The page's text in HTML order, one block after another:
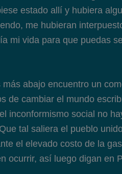
estado allí y hubiera
me hubieran
mi vida para que puedas
abajo encuentro un
de cambiar el mundo
inconformismo social no
tal saliera el pueblo
el elevado costo de la
ocurrir, así luego digan en